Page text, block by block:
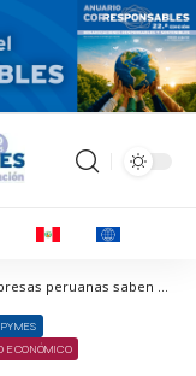
Corresponsables > Noticias > Las pequeñas empresas peruanas saben cómo sobreponerse a las crisis
PYMES
ECONÓMICO